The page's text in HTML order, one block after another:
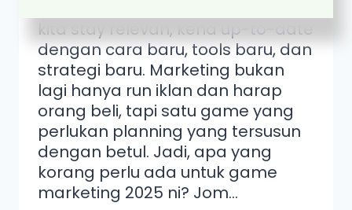
kita stay relevan, kena up-to-date
dengan cara baru, tools baru, dan
strategi baru. Marketing bukan
lagi hanya run iklan dan harap
orang beli, tapi satu game yang
perlukan planning yang tersusun
dengan betul. Jadi, apa yang
korang perlu ada untuk game
marketing 2025 ni? Jom…